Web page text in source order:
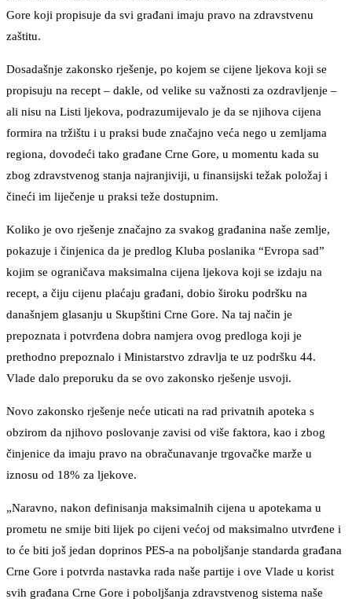
Gore koji propisuje da svi građani imaju pravo na zdravstvenu
zaštitu.
Dosadašnje zakonsko rješenje, po kojem se cijene ljekova koji se
propisuju na recept – dakle, od velike su važnosti za ozdravljenje –
ali nisu na Listi ljekova, podrazumijevalo je da se njihova cijena
formira na tržištu i u praksi bude značajno veća nego u zemljama
regiona, dovodeći tako građane Crne Gore, u momentu kada su
zbog zdravstvenog stanja najranjiviji, u finansijski težak položaj i
čineći im liječenje u praksi teže dostupnim.
Koliko je ovo rješenje značajno za svakog građanina naše zemlje,
pokazuje i činjenica da je predlog Kluba poslanika “Evropa sad”
kojim se ograničava maksimalna cijena ljekova koji se izdaju na
recept, a čiju cijenu plaćaju građani, dobio široku podršku na
današnjem glasanju u Skupštini Crne Gore. Na taj način je
prepoznata i potvrđena dobra namjera ovog predloga koji je
prethodno prepoznalo i Ministarstvo zdravlja te uz podršku 44.
Vlade dalo preporuku da se ovo zakonsko rješenje usvoji.
Novo zakonsko rješenje neće uticati na rad privatnih apoteka s
obzirom da njihovo poslovanje zavisi od više faktora, kao i zbog
činjenice da imaju pravo na obračunavanje trgovačke marže u
iznosu od 18% za ljekove.
„Naravno, nakon definisanja maksimalnih cijena u apotekama u
prometu ne smije biti lijek po cijeni većoj od maksimalno utvrđene i
to će biti još jedan doprinos PES-a na poboljšanje standarda građana
Crne Gore i potvrda nastavka rada naše partije i ove Vlade u korist
svih građana Crne Gore i poboljšanja zdravstvenog sistema naše